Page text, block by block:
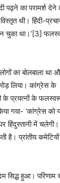
पढ़ने का परामर्श देने
थी। हिंदी-
बन चुका था।’[3]
का बोलबाला था
लिया। कांग्रेस के
के प्रयत्नों के
गया- ‘कांग्रेस को
हिंदुस्तानी में
है। प्रांतीय
सिद्ध हुआ। परिणाम